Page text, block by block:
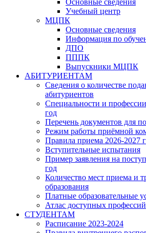
Основные сведения
Учебный центр
МЦПК
Основные сведения
Информация по
ДПО
ПППК
Выпускники МЦПК
АБИТУРИЕНТАМ
Сведения о количестве
абитуриентов
Специальности и
год
Перечень документов для
Режим работы приёмной
Правила приема 2026-2027
Вступительные испытания
Пример заявления на
год
Количество мест приема и
образования
Платные образовательные
Атлас доступных профессий
СТУДЕНТАМ
Расписание 2023-2024